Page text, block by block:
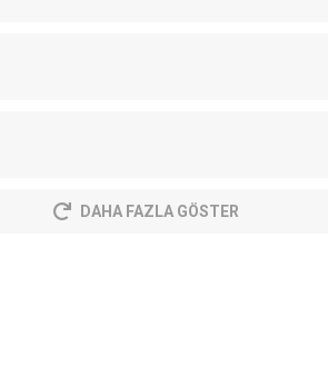
DAHA FAZLA GÖSTER